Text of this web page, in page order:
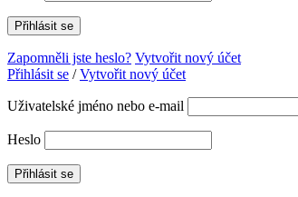
Zapomněli jste heslo? Vytvořit nový účet
Přihlásit se /Vytvořit nový účet
Uživatelské jméno nebo e-mail
Heslo